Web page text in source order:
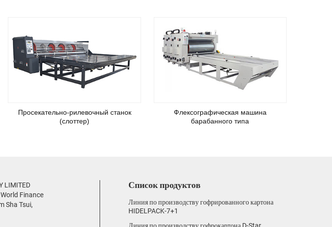
Просекательно-рилевочный станок
(слоттер)
Флексографическая машина
барабанного типа
LIMITED
Finance
Sha Tsui,
Список продуктов
Линия по производству гофрированного картона
HIDELPACK-7+1
Линия по производству гофрокартона D-Star